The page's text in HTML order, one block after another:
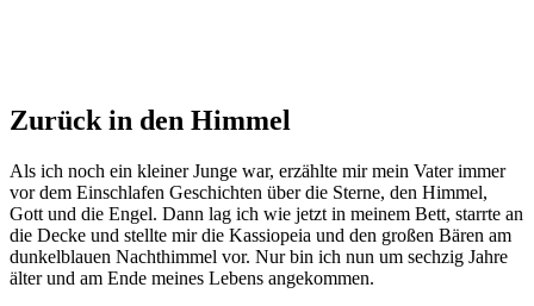
Zurück in den Himmel
Als ich noch ein kleiner Junge war, erzählte mir mein Vater immer
vor dem Einschlafen Geschichten über die Sterne, den Himmel,
Gott und die Engel. Dann lag ich wie jetzt in meinem Bett, starrte an
die Decke und stellte mir die Kassiopeia und den großen Bären am
dunkelblauen Nachthimmel vor. Nur bin ich nun um sechzig Jahre
älter und am Ende meines Lebens angekommen.